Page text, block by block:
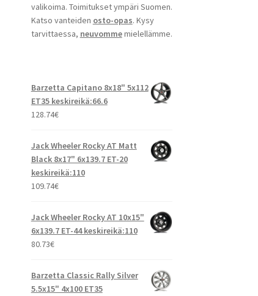
valikoima. Toimitukset ympäri Suomen.
Katso vanteiden osto-opas. Kysy
tarvittaessa, neuvommemielellämme.
Barzetta Capitano 8x18" 5x112
ET35 keskireikä:66.6
128.74€
Jack Wheeler Rocky AT Matt
Black 8x17" 6x139.7 ET-20
keskireikä:110
109.74€
Jack Wheeler Rocky AT 10x15"
6x139.7 ET-44 keskireikä:110
80.73€
Barzetta Classic Rally Silver
5.5x15" 4x100 ET35